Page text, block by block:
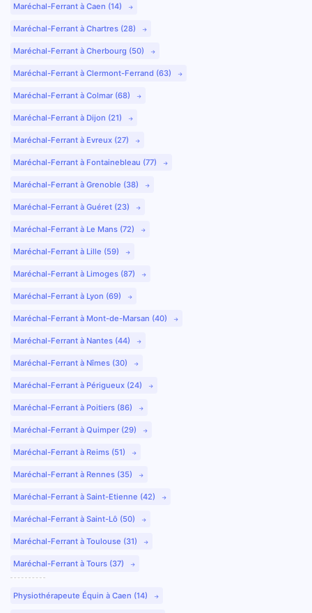
Maréchal-Ferrant à Caen (14)
Maréchal-Ferrant à Chartres (28)
Maréchal-Ferrant à Cherbourg (50)
Maréchal-Ferrant à Clermont-Ferrand (63)
Maréchal-Ferrant à Colmar (68)
Maréchal-Ferrant à Dijon (21)
Maréchal-Ferrant à Evreux (27)
Maréchal-Ferrant à Fontainebleau (77)
Maréchal-Ferrant à Grenoble (38)
Maréchal-Ferrant à Guéret (23)
Maréchal-Ferrant à Le Mans (72)
Maréchal-Ferrant à Lille (59)
Maréchal-Ferrant à Limoges (87)
Maréchal-Ferrant à Lyon (69)
Maréchal-Ferrant à Mont-de-Marsan (40)
Maréchal-Ferrant à Nantes (44)
Maréchal-Ferrant à Nîmes (30)
Maréchal-Ferrant à Périgueux (24)
Maréchal-Ferrant à Poitiers (86)
Maréchal-Ferrant à Quimper (29)
Maréchal-Ferrant à Reims (51)
Maréchal-Ferrant à Rennes (35)
Maréchal-Ferrant à Saint-Etienne (42)
Maréchal-Ferrant à Saint-Lô (50)
Maréchal-Ferrant à Toulouse (31)
Maréchal-Ferrant à Tours (37)
Physiothérapeute Équin à Caen (14)